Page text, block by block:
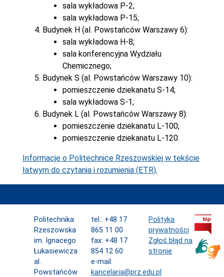
sala wykładowa P-2;
sala wykładowa P-15;
Budynek H (al. Powstańców Warszawy 6):
sala wykładowa H-8;
sala konferencyjna Wydziału
Chemicznego;
Budynek S (al. Powstańców Warszawy 10):
pomieszczenie dziekanatu S-14;
sala wykładowa S-1;
Budynek L (al. Powstańców Warszawy 8):
pomieszczenie dziekanatu L-100;
pomieszczenie dziekanatu L-120.
Informacje o Politechnice Rzeszowskiej w tekście
łatwym do czytania i rozumienia (ETR).
Politechnika
Rzeszowska
im. Ignacego
Łukasiewicza
al.
Powstańców
tel.: +48 17
865 11 00
fax: +48 17
854 12 60
e-mail:
kancelaria@prz.edu.pl
Polityka
prywatności
Zgłoś błąd na
stronie